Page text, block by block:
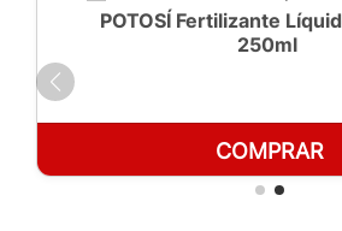
POTOSÍ Fertilizante
250ml
COMPRAR